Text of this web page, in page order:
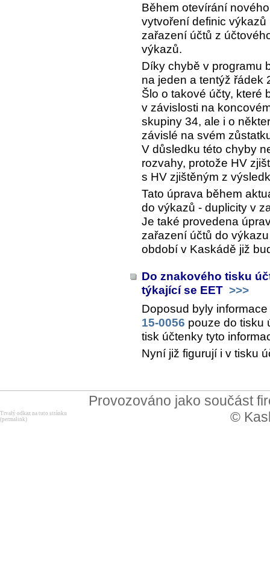
Během otevírání
vytvoření definic
zařazení účtů z
výkazů.
Díky chybě v programu
na jeden a tentýž řádek
Šlo o takové účty, které
v závislosti na
skupiny 34, ale i o
závislé na svém
V důsledku této chyby
rozvahy, protože HV
s HV zjištěným z
Tato úprava během
do výkazů - duplicity v
Je také provedena
zařazení účtů do
období v Kaskádě již
Do znakového tisku
týkající se EET >>>
Doposud byly
15-0056 pouze do tisku
tisk účtenky tyto
Nyní již figurují i v tisku
Provozováno jako součást
©
Trvalý odkaz na tuto stránku
(permalink)